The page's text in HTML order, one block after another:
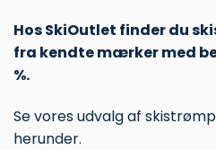
Hos SkiOutlet finder du
fra kendte mærker med
%.
Se vores udvalg af
herunder.